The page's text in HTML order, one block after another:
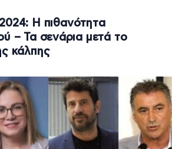
Η πιθανότητα
– Τα σενάρια μετά το
κάλπης